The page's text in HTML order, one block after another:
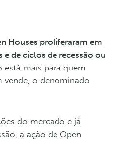
Houses proliferaram em
e de ciclos de recessão ou
está mais para quem
vende, o denominado
do mercado e já
a ação de Open